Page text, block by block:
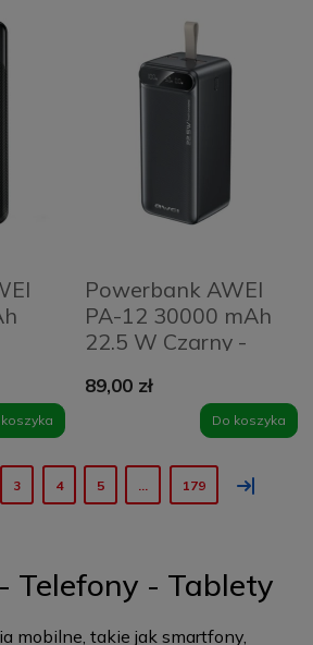
Powerbank AWEI
PA-12 30000 mAh
22.5 W Czarny -
89,00 zł
Do koszyka
3 4 5 179 »
Telefony - Tablety
mobilne, takie jak smartfony,